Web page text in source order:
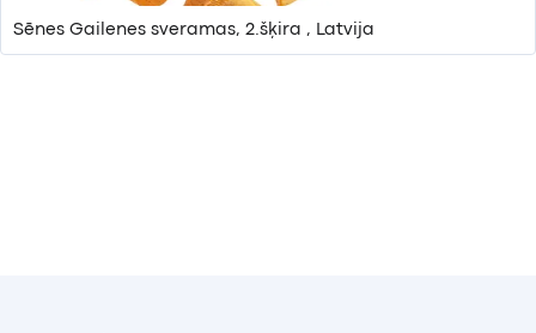
Sēnes Gailenes sveramas, 2.šķira , Latvija